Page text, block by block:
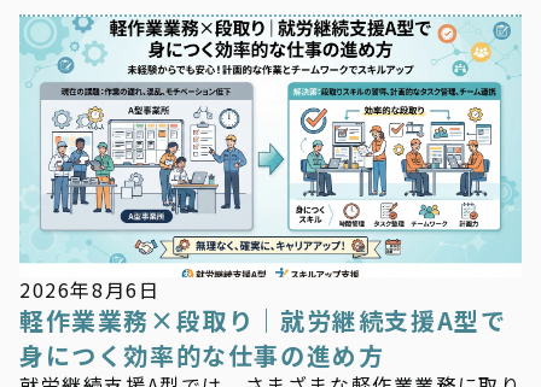
新着情報
2026年8月6日
軽作業業務×段取り｜就労継続支援A型で
身につく効率的な仕事の進め方